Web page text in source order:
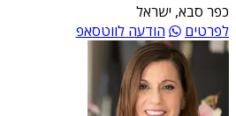
כפר סבא, ישראל
לפרטים
הודעה לווטסאפ